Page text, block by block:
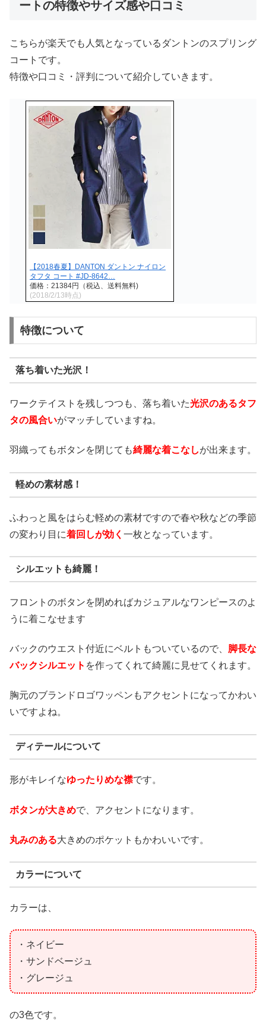
ートの特徴やサイズ感や口コミ
こちらが楽天でも人気となっているダントンのスプリング
コートです。
特徴や口コミ・評判について紹介していきます。
【2018春夏】DANTON ダントン ナイロン
タフタ コート #JD-8642…
価格：21384円（税込、送料無料)
(2018/2/13時点)
特徴について
落ち着いた光沢！
ワークテイストを残しつつも、落ち着いた光沢のあるタフ
タの風合いがマッチしていますね。
羽織ってもボタンを閉じても綺麗な着こなしが出来ます。
軽めの素材感！
ふわっと風をはらむ軽めの素材ですので春や秋などの季節
の変わり目に着回しが効く 一枚となっています。
シルエットも綺麗！
フロントのボタンを閉めればカジュアルなワンピースのよ
うに着こなせます
バックのウエスト付近にベルトもついているので、 脚長な
バックシルエット を作ってくれて綺麗に見せてくれます。
胸元のブランドロゴワッペンもアクセントになってかわい
いですよね。
ディテールについて
形がキレイなゆったりめな襟です。
ボタンが大きめで、アクセントになります。
丸みのある大きめのポケットもかわいいです。
カラーについて
カラーは、
・ネイビー
・サンドベージュ
・グレージュ
の3色です。